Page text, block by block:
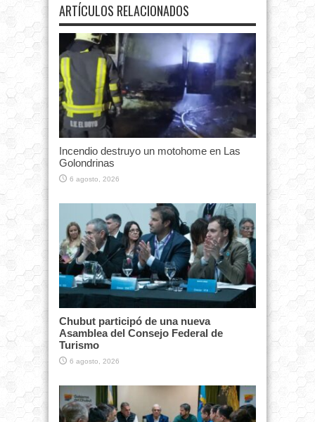
ARTÍCULOS RELACIONADOS
Incendio destruyo un motohome en Las
Golondrinas
6 agosto, 2026
Chubut participó de una nueva
Asamblea del Consejo Federal de
Turismo
6 agosto, 2026